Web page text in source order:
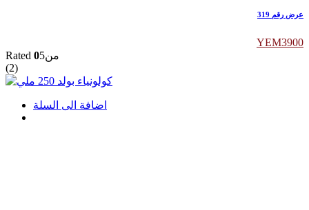
عرض رقم 319
YEM3900
Rated 0 من5
(2)
اضافة الى السلة